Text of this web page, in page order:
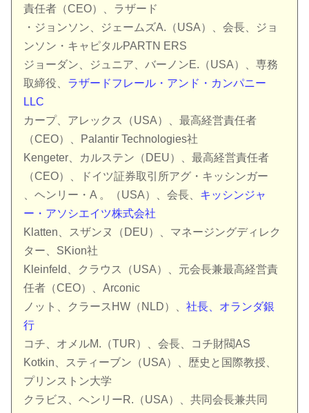
責任者（CEO）、ラザード
・ジョンソン、ジェームズA.（USA）、会長、ジョ
ンソン・キャピタルPARTN ERS
ジョーダン、ジュニア、バーノンE.（USA）、専務
取締役、 ラザードフレール・アンド・カンパニー
LLC
カープ、アレックス（USA）、最高経営責任者
（CEO）、Palantir Technologies社
Kengeter、カルステン（DEU）、最高経営責任者
（CEO）、ドイツ証券取引所アグ・キッシンガー
、ヘンリー・A 。（USA）、会長、 キッシンジャ
ー・アソシエイツ株式会社
Klatten、スザンヌ（DEU）、マネージングディレク
ター、SKion社
Kleinfeld、クラウス（USA）、元会長兼最高経営責
任者（CEO）、Arconic
ノット、クラースHW（NLD）、社長、オランダ銀
行
コチ、オメルM.（TUR）、会長、コチ財閥AS
Kotkin、スティーブン（USA）、歴史と国際教授、
プリンストン大学
クラビス、ヘンリーR.（USA）、共同会長兼共同